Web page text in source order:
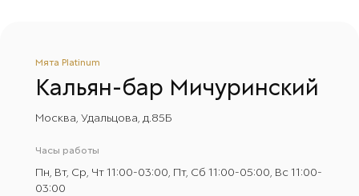
Мята Platinum
Кальян-бар Мичуринский
Москва, Удальцова, д.85Б
Часы работы
Пн, Вт, Ср, Чт 11:00-03:00, Пт, Сб 11:00-05:00, Вс 11:00-
03:00